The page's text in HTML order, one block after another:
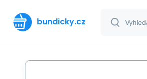
bundicky.cz